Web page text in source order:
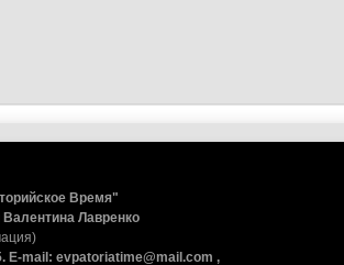
Время"
Лавренко
E-mail: evpatoriatime@mail.com ,